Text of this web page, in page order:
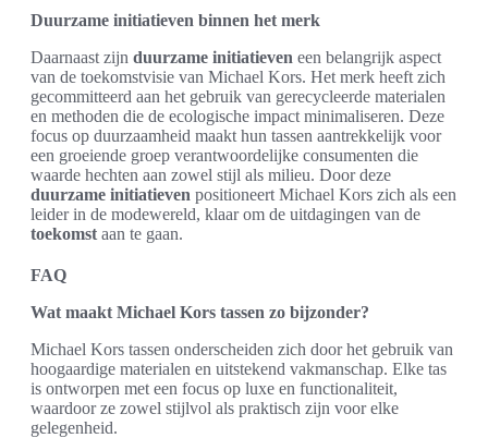
Duurzame initiatieven binnen het merk
Daarnaast zijn duurzame initiatieven een belangrijk aspect
van de toekomstvisie van Michael Kors. Het merk heeft zich
gecommitteerd aan het gebruik van gerecycleerde materialen
en methoden die de ecologische impact minimaliseren. Deze
focus op duurzaamheid maakt hun tassen aantrekkelijk voor
een groeiende groep verantwoordelijke consumenten die
waarde hechten aan zowel stijl als milieu. Door deze
duurzame initiatieven positioneert Michael Kors zich als een
leider in de modewereld, klaar om de uitdagingen van de
toekomst aan te gaan.
FAQ
Wat maakt Michael Kors tassen zo bijzonder?
Michael Kors tassen onderscheiden zich door het gebruik van
hoogaardige materialen en uitstekend vakmanschap. Elke tas
is ontworpen met een focus op luxe en functionaliteit,
waardoor ze zowel stijlvol als praktisch zijn voor elke
gelegenheid.